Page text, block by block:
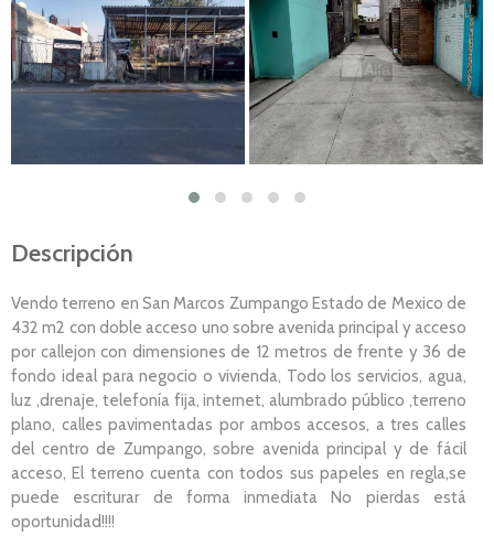
Descripción
Vendo terreno en San Marcos Zumpango Estado de Mexico de
432 m2 con doble acceso uno sobre avenida principal y acceso
por callejon con dimensiones de 12 metros de frente y 36 de
fondo ideal para negocio o vivienda, Todo los servicios, agua,
luz ,drenaje, telefonía fija, internet, alumbrado público ,terreno
plano, calles pavimentadas por ambos accesos, a tres calles
del centro de Zumpango, sobre avenida principal y de fácil
acceso, El terreno cuenta con todos sus papeles en regla,se
puede escriturar de forma inmediata No pierdas está
oportunidad!!!!